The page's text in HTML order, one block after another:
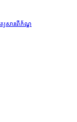
យសារពើភ័ណ្ឌ